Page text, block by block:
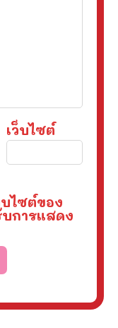
เว็บไซต์
ไซต์ของ
การแสดง